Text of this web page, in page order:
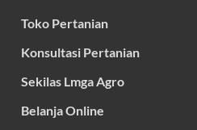
Toko Pertanian
Konsultasi Pertanian
Sekilas Lmga Agro
Belanja Online